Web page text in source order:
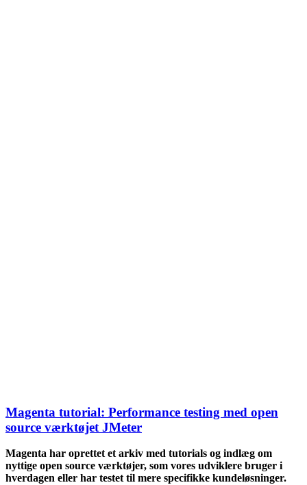
Magenta tutorial: Performance testing med open
source værktøjet JMeter
Magenta har oprettet et arkiv med tutorials og indlæg om
nyttige open source værktøjer, som vores udviklere bruger i
hverdagen eller har testet til mere specifikke kundeløsninger.